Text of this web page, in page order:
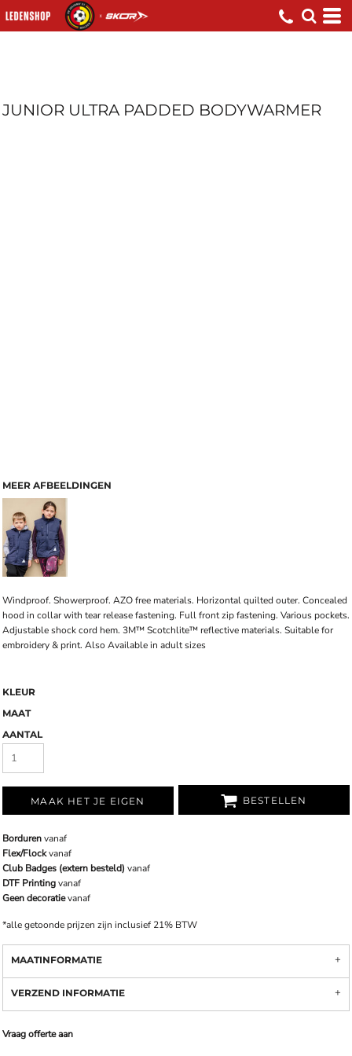
JUNIOR ULTRA PADDED BODYWARMER
MEER AFBEELDINGEN
Windproof. Showerproof. AZO free materials. Horizontal quilted outer. Concealed
hood in collar with tear release fastening. Full front zip fastening. Various pockets.
Adjustable shock cord hem. 3M™ Scotchlite™ reflective materials. Suitable for
embroidery & print. Also Available in adult sizes
KLEUR
MAAT
AANTAL
MAAK HET JE EIGEN BESTELLEN
Bordurenvanaf
Flex/Flockvanaf
Club Badges (extern besteld) vanaf
DTF Printingvanaf
Geen decoratievanaf
*alle getoonde prijzen zijn inclusief 21% BTW
MAATINFORMATIE
VERZEND INFORMATIE
Vraag offerte aan